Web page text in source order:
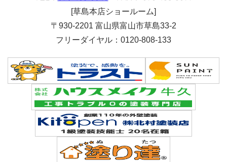
[草島本店ショールーム]
〒930-2201 富山県富山市草島33-2
フリーダイヤル：0120-808-133